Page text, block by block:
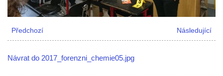
Předchozí Následující
Návrat do 2017_forenzni_chemie05.jpg